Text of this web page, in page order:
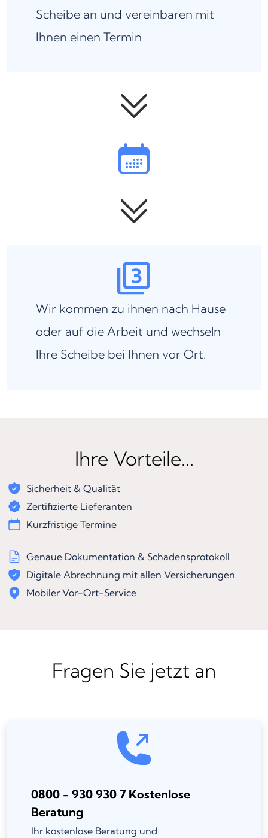
Scheibe an und vereinbaren mit
Ihnen einen Termin
Wir kommen zu ihnen nach Hause
oder auf die Arbeit und wechseln
Ihre Scheibe bei Ihnen vor Ort.
Ihre Vorteile...
Sicherheit & Qualität
Zertifizierte Lieferanten
Kurzfristige Termine
Genaue Dokumentation & Schadensprotokoll
Digitale Abrechnung mit allen Versicherungen
Mobiler Vor-Ort-Service
Fragen Sie jetzt an
0800 - 930 930 7 Kostenlose
Beratung
Ihr kostenlose Beratung und